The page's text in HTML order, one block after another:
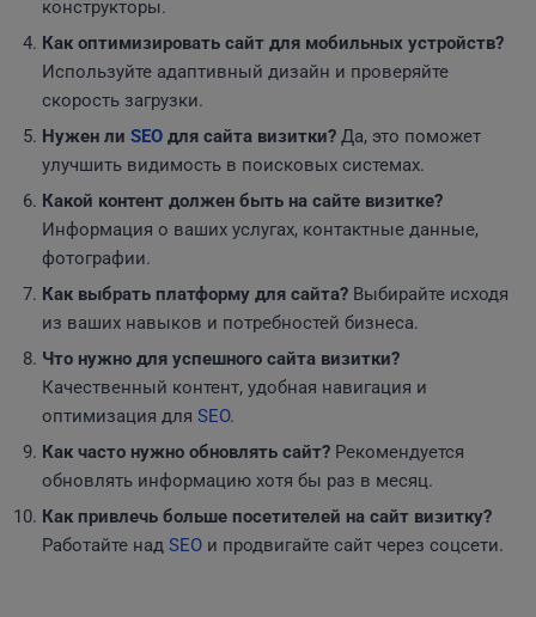
конструкторы.
Как оптимизировать сайт для мобильных устройств?
Используйте адаптивный дизайн и проверяйте
скорость загрузки.
Нужен ли SEO для сайта визитки? Да, это поможет
улучшить видимость в поисковых системах.
Какой контент должен быть на сайте визитке?
Информация о ваших услугах, контактные данные,
фотографии.
Как выбрать платформу для сайта? Выбирайте исходя
из ваших навыков и потребностей бизнеса.
Что нужно для успешного сайта визитки?
Качественный контент, удобная навигация и
оптимизация для SEO.
Как часто нужно обновлять сайт? Рекомендуется
обновлять информацию хотя бы раз в месяц.
Как привлечь больше посетителей на сайт визитку?
Работайте над SEO и продвигайте сайт через соцсети.